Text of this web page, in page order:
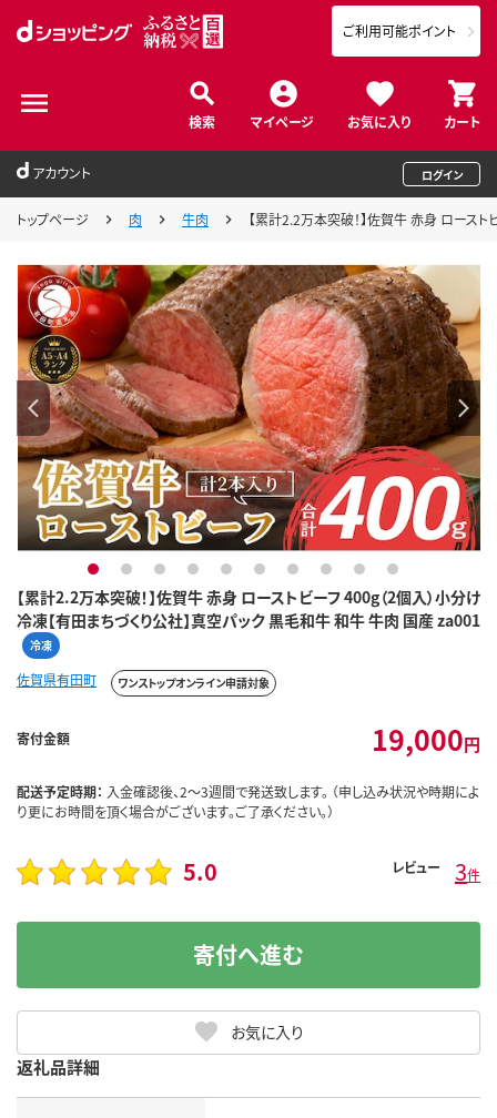
検索 マイページ お気に入り カート
ご利用可能ポイント
アカウント ログイン
トップページ 肉 牛肉 【累計2.2万本突破！】佐賀牛 赤身 ロース
【累計2.2万本突破！】佐賀牛 赤身 ローストビーフ 400g（2個入）小分け
冷凍【有田まちづくり公社】真空パック 黒毛和牛 和牛 牛肉 国産 za001
冷凍
1 2 3 4 5 6 7 8 9 10
佐賀県有田町 ワンストップオンライン申請対象
寄付金額 19,000円
配送予定時期： 入金確認後、2～3週間で発送致します。 （申し込み状況や時期によ
り更にお時間を頂く場合がございます。ご了承ください。）
5.0 レビュー 3件
お気に入り
寄付へ進む
返礼品詳細